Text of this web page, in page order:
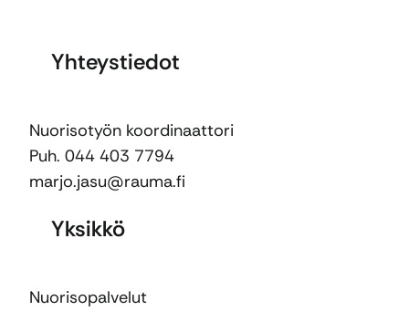
Yhteystiedot
Nuorisotyön koordinaattori
Puh. 044 403 7794
marjo.jasu@rauma.fi
Yksikkö
Nuorisopalvelut